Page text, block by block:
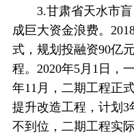
3.甘肃省天水市
成巨大资金浪费。
式，规划投融资90亿
程。2020年5月1日，
年11月，二期工程正
提升改造工程，计划3
不到位，二期工程实